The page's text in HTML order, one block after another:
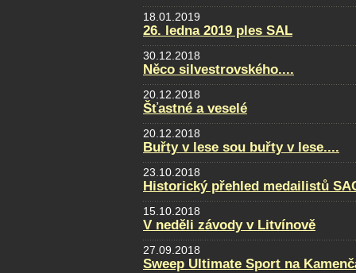
18.01.2019
26. ledna 2019 ples SAL
30.12.2018
Něco silvestrovského....
20.12.2018
Šťastné a veselé
20.12.2018
Buřty v lese sou buřty v lese....
23.10.2018
Historický přehled medailistů
15.10.2018
V neděli závody v Litvínově
27.09.2018
Sweep Ultimate Sport na